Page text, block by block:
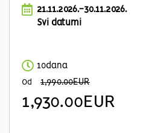
21.11.2026.-30.11.2026.
Svi datumi
10dana
Od 1,990.00EUR
1,930.00EUR